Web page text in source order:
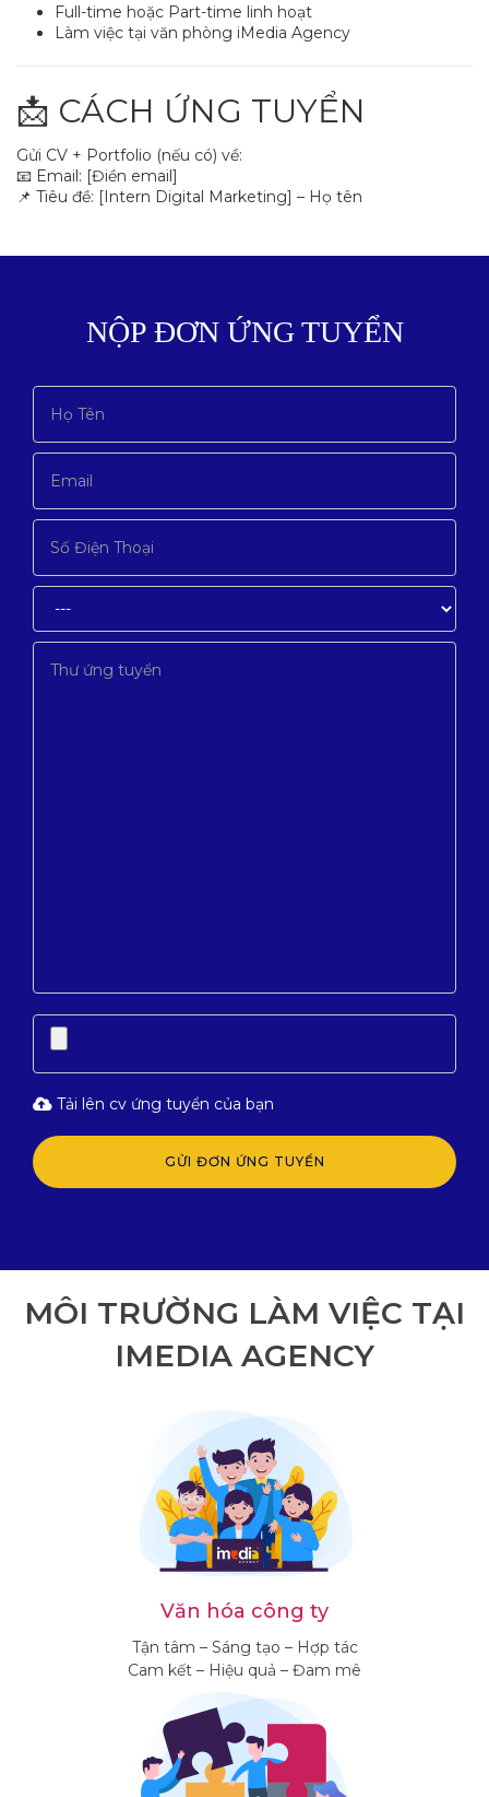
Full-time hoặc Part-time linh hoạt
Làm việc tại văn phòng iMedia Agency
📩 CÁCH ỨNG TUYỂN
Gửi CV + Portfolio (nếu có) về:
📧 Email: [Điền email]
📌 Tiêu đề: [Intern Digital Marketing] – Họ tên
NỘP ĐƠN ỨNG TUYỂN
Tải lên cv ứng tuyển của bạn
MÔI TRƯỜNG LÀM VIỆC TẠI
IMEDIA AGENCY
Văn hóa công ty
Tận tâm – Sáng tạo – Hợp tác
Cam kết – Hiệu quả – Đam mê